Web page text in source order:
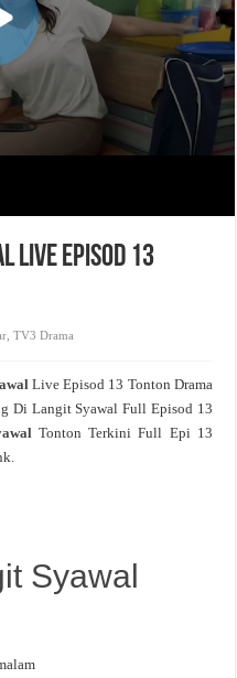
Live Episod 13
,TV3 Drama
Live Episod 13 Tonton Drama
Di Langit Syawal Full Episod 13
Tonton Terkini Full Epi 13
Syawal